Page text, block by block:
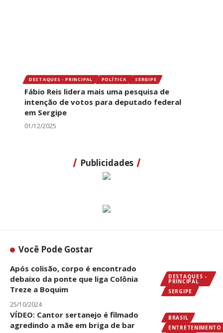
DESTAQUES - PRINCIPAL POLÍTICA SERGIPE
Fábio Reis lidera mais uma pesquisa de
intenção de votos para deputado federal
em Sergipe
01/12/2025
Publicidades
Você Pode Gostar
DESTAQUES -
PRINCIPAL
SERGIPE
Após colisão, corpo é encontrado
debaixo da ponte que liga Colônia
Treze a Boquim
25/10/2024
BRASIL
ENTRETENIMENTO
VÍDEO: Cantor sertanejo é filmado
agredindo a mãe em briga de bar